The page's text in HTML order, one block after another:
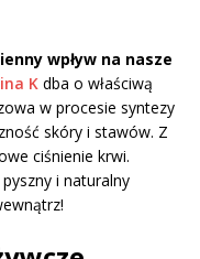
wpływ na nasze
K dba o właściwą
w procesie syntezy
skóry i stawów. Z
ciśnienie krwi.
i naturalny